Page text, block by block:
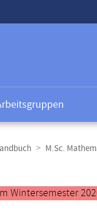
M.Sc.
Wintersemester